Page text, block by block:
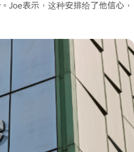
Joe表示，这种安排给了他信心，